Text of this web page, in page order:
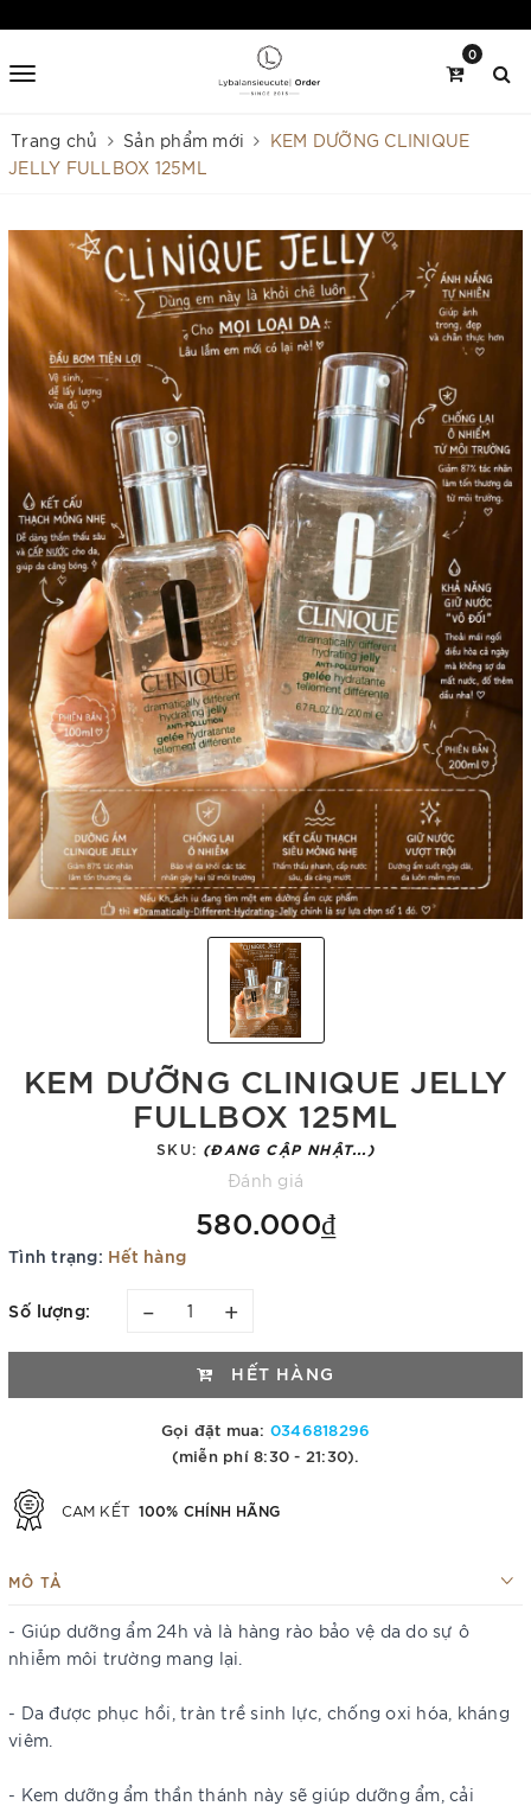
0
Trang chủ Sản phẩm mới
KEM DƯỠNG CLINIQUE
JELLY FULLBOX 125ML
KEM DƯỠNG CLINIQUE JELLY
FULLBOX 125ML
SKU: (ĐANG CẬP NHẬT...)
Đánh giá
580.000₫
Tình trạng: Hết hàng
Số lượng: – +
HẾT HÀNG
Gọi đặt mua: 0346818296
(miễn phí 8:30 - 21:30).
CAM KẾT 100% CHÍNH HÃNG
MÔ TẢ
- Giúp dưỡng ẩm 24h và là hàng rào bảo vệ da do sự ô
nhiễm môi trường mang lại.
- Da được phục hồi, tràn trề sinh lực, chống oxi hóa, kháng
viêm.
- Kem dưỡng ẩm thần thánh này sẽ giúp dưỡng ẩm, cải